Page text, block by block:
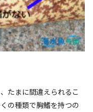
たまに間違えられるこ
の種類で胸鰭を持つの